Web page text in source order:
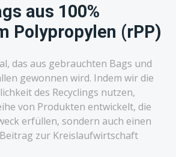
aus 100%
Polypropylen (rPP)
das aus gebrauchten Bags und
gewonnen wird. Indem wir die
des Recyclings nutzen,
von Produkten entwickelt, die
erfüllen, sondern auch einen
zur Kreislaufwirtschaft